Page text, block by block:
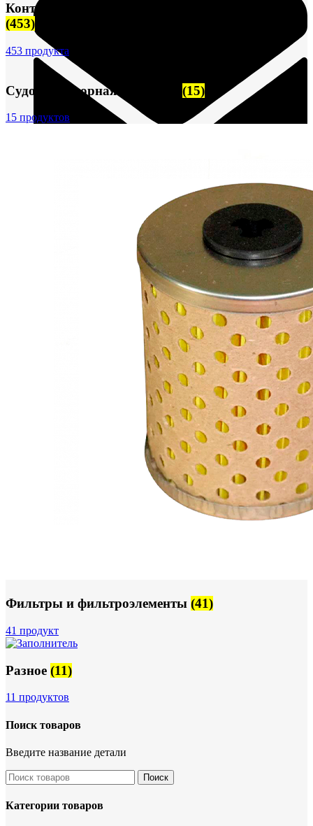
Контрольно-измерительные приборы (КИПиА)
(453)
453 продукта
Судовая запорная арматура (15)
15 продуктов
Фильтры и фильтроэлементы (41)
41 продукт
Разное (11)
11 продуктов
Поиск товаров
Введите название детали
Поиск
Категории товаров